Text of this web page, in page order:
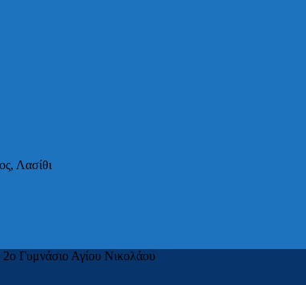
Λασίθι
Γυμνάσιο Αγίου Νικολάου